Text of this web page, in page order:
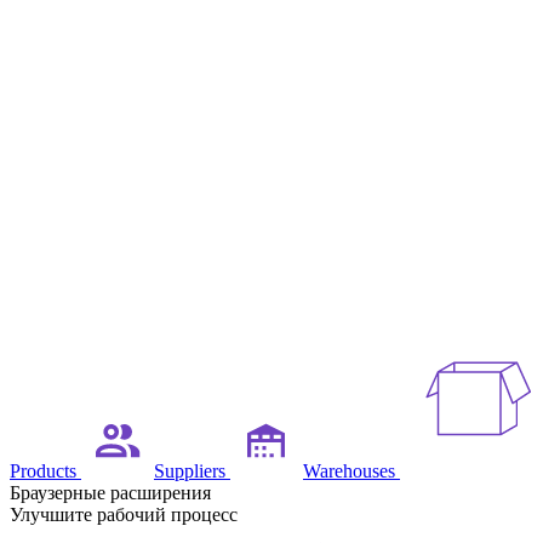
Products Suppliers Warehouses
Браузерные расширения
Улучшите рабочий процесс